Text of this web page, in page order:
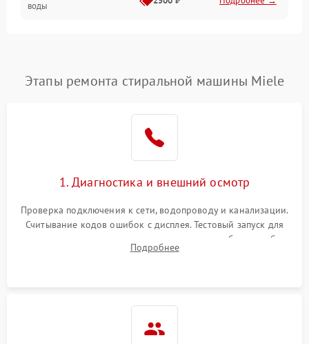
воды
Замена платы управления Подробнее →
Этапы ремонта стиральной машины Miele
1. Диагностика и внешний осмотр
Проверка подключения к сети, водопроводу и канализации.
Считывание кодов ошибок с дисплея. Тестовый запуск для
выявления посторонних шумов, протечек или сбоев в работе
электронного модуля управления.
Подробнее